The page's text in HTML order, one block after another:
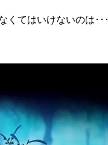
くてはいけないのは･･･